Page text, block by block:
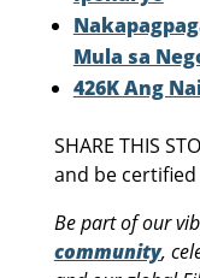
Mula sa
426K Ang
SHARE THIS
and be
Be part of our
community,